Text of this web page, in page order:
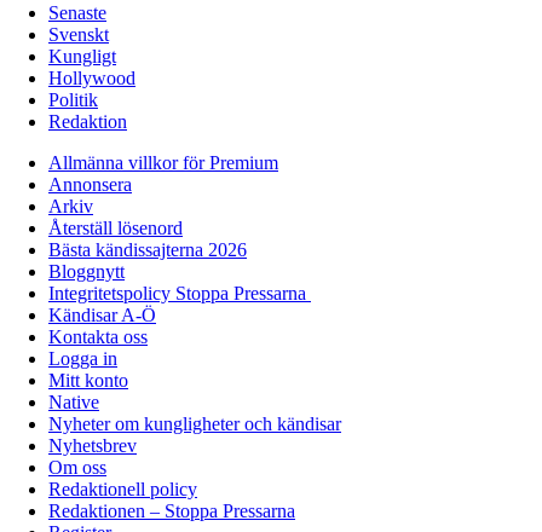
Senaste
Svenskt
Kungligt
Hollywood
Politik
Redaktion
Allmänna villkor för Premium
Annonsera
Arkiv
Återställ lösenord
Bästa kändissajterna 2026
Bloggnytt
Integritetspolicy Stoppa Pressarna
Kändisar A-Ö
Kontakta oss
Logga in
Mitt konto
Native
Nyheter om kungligheter och kändisar
Nyhetsbrev
Om oss
Redaktionell policy
Redaktionen – Stoppa Pressarna